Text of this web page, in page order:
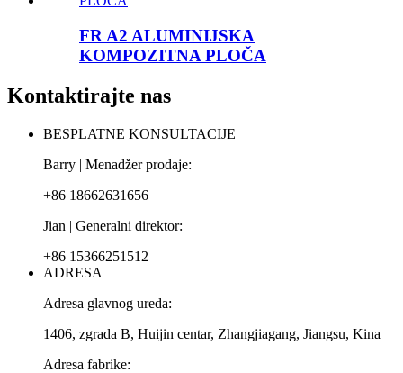
FR A2 ALUMINIJSKA
KOMPOZITNA PLOČA
Kontaktirajte nas
BESPLATNE KONSULTACIJE
Barry | Menadžer prodaje:
+86 18662631656
Jian | Generalni direktor:
+86 15366251512
ADRESA
Adresa glavnog ureda:
1406, zgrada B, Huijin centar, Zhangjiagang, Jiangsu, Kina
Adresa fabrike: